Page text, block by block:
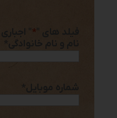
*
"
نام و نام خانوادگی *
شماره موبایل